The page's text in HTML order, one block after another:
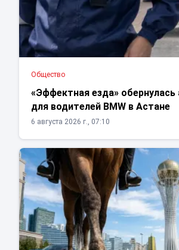
Общество
«Эффектная езда» обернулась
для водителей BMW в Астане
6 августа 2026 г., 07:10